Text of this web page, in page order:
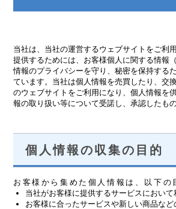
当社は、当社の運営するウェブサイトをご利
提供するためには、お客様個人に関する情報
情報のプライバシーを守り、秘密を保持する
ています。当社は個人情報を売買したり、交
のウェブサイトをご利用になり、個人情報を
報の取り扱い等について受諾し、承認したも
個人情報の収集の目的
お客様から集めた個人情報は、以下の
当社がお客様に提供するサービスにおいて
お客様に合ったサービスや新しい商品な